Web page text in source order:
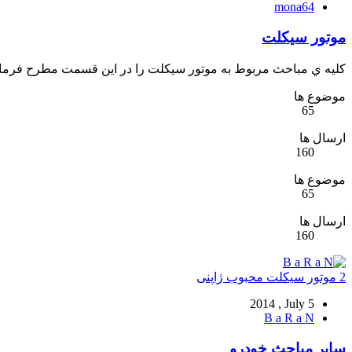
mona64
موتور سیکلت
كليه ي مباحث مربوط به موتور سیکلت را در اين قسمت مطرح
موضوع ها
65
ارسال ها
160
موضوع ها
65
ارسال ها
160
2 موتور سیکلت محبوب ژاپنی
2014 , July 5
B a R a N
سایر مباحث خودرو